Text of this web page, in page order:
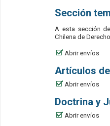
Sección
A esta sección
Chilena de
Abrir envíos
Artículos
Abrir envíos
Doctrina y
Abrir envíos